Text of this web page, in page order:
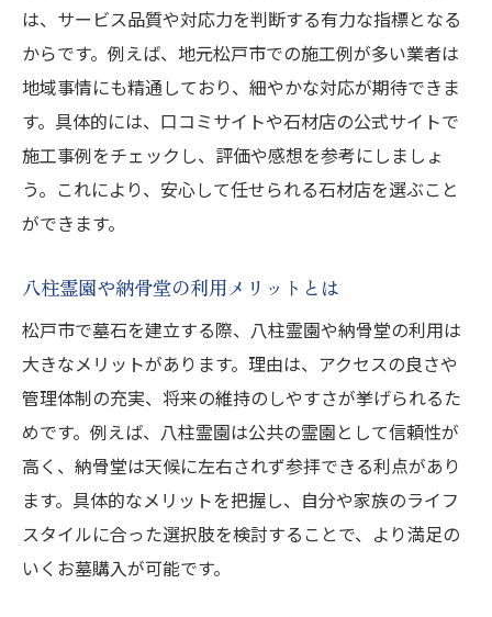
は、サービス品質や対応力を判断する有力な指標となる
からです。例えば、地元松戸市での施工例が多い業者は
地域事情にも精通しており、細やかな対応が期待できま
す。具体的には、口コミサイトや石材店の公式サイトで
施工事例をチェックし、評価や感想を参考にしましょ
う。これにより、安心して任せられる石材店を選ぶこと
ができます。
八柱霊園や納骨堂の利用メリットとは
松戸市で墓石を建立する際、八柱霊園や納骨堂の利用は
大きなメリットがあります。理由は、アクセスの良さや
管理体制の充実、将来の維持のしやすさが挙げられるた
めです。例えば、八柱霊園は公共の霊園として信頼性が
高く、納骨堂は天候に左右されず参拝できる利点があり
ます。具体的なメリットを把握し、自分や家族のライフ
スタイルに合った選択肢を検討することで、より満足の
いくお墓購入が可能です。